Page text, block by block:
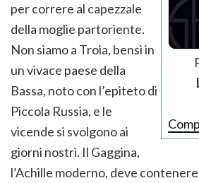
per correre al capezzale
della moglie partoriente.
Non siamo a Troia, bensì in
un vivace paese della
Bassa, noto con l’epiteto di
Piccola Russia, e le
vicende si svolgono ai
giorni nostri. Il Gaggina,
l’Achille moderno, deve